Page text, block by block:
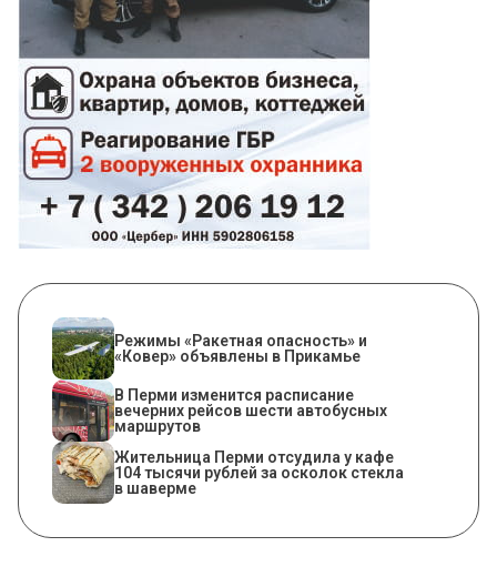
Режимы «Ракетная опасность» и
«Ковер» объявлены в Прикамье
​В Перми изменится расписание
вечерних рейсов шести автобусных
маршрутов
Жительница Перми отсудила у кафе
104 тысячи рублей за осколок стекла
в шаверме